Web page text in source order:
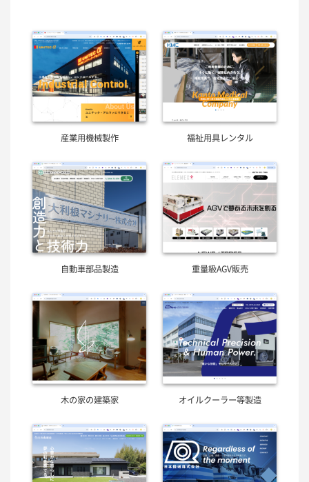
産業用機械製作 福祉用具レンタル
自動車部品製造 重量級AGV販売
木の家の建築家 オイルクーラー等製造